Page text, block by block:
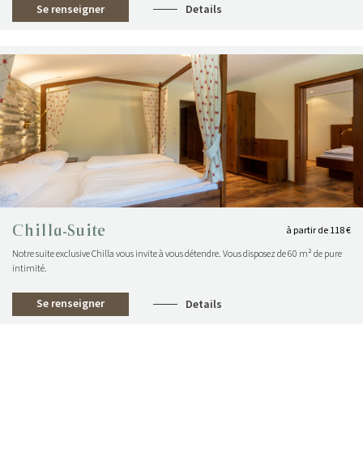
Se renseigner Details
Chilla-Suite
à partir de 118 €
Notre suite exclusive Chilla vous invite à vous détendre. Vous disposez de 60 m² de pure
intimité.
Se renseigner Details